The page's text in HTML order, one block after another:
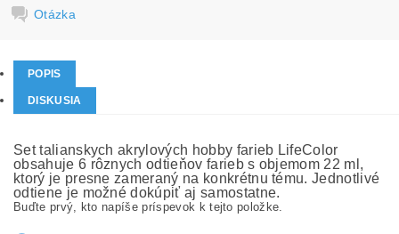
Otázka
POPIS
DISKUSIA
Set talianskych akrylových hobby farieb LifeColor
obsahuje 6 rôznych odtieňov farieb s objemom 22 ml,
ktorý je presne zameraný na konkrétnu tému. Jednotlivé
odtiene je možné dokúpiť aj samostatne.
Buďte prvý, kto napíše príspevok k tejto položke.